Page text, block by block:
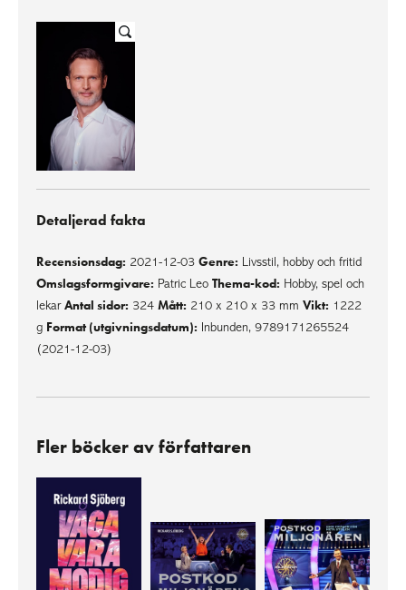
Detaljerad fakta
Recensionsdag: 2021-12-03 Genre: Livsstil, hobby och fritid
Omslagsformgivare: Patric Leo Thema-kod: Hobby, spel och
lekar Antal sidor: 324 Mått: 210 x 210 x 33 mm Vikt: 1222
g Format (utgivningsdatum): Inbunden, 9789171265524
(2021-12-03)
Fler böcker av författaren